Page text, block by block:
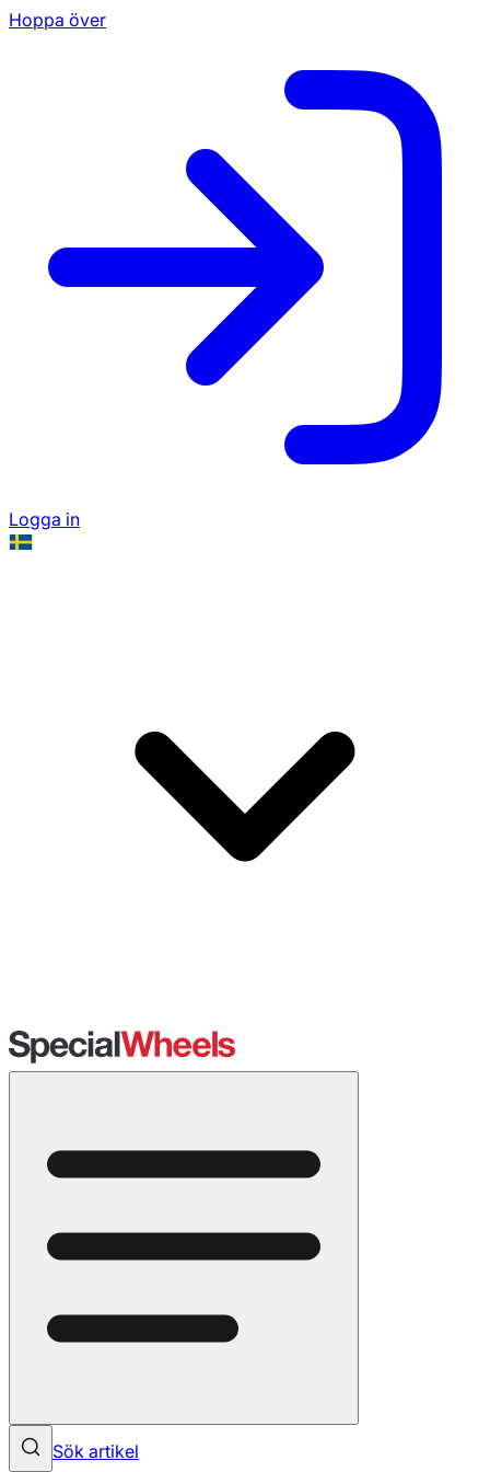
Hoppa över
Logga in
Sök artikel